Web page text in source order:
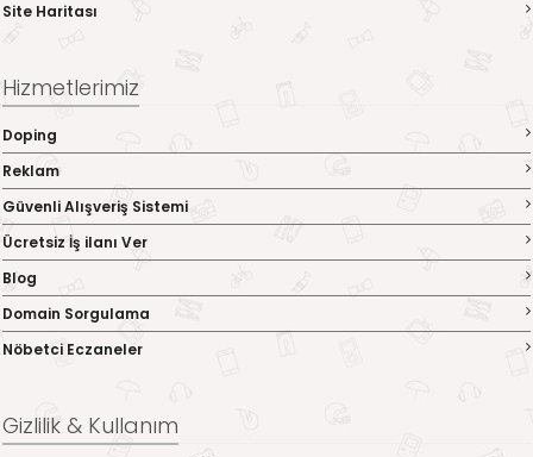
Site Haritası
Hizmetlerimiz
Doping
Reklam
Güvenli Alışveriş Sistemi
Ücretsiz İş ilanı Ver
Blog
Domain Sorgulama
Nöbetci Eczaneler
Gizlilik & Kullanım